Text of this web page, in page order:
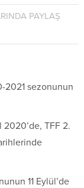
PAYLAŞ
2021 sezonunun
2020’de, TFF 2.
11 Eylül’de